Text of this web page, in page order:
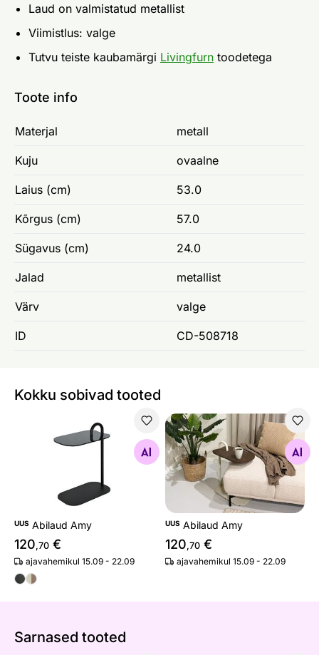
Laud on valmistatud metallist
Viimistlus: valge
Tutvu teiste kaubamärgi Livingfurn toodetega
Toote info
Materjal metall
Kuju ovaalne
Laius (cm) 53.0
Kõrgus (cm) 57.0
Sügavus (cm) 24.0
Jalad metallist
Värv valge
ID CD-508718
Kokku sobivad tooted
Abilaud Amy
UUS Abilaud Amy
120,70 €
ajavahemikul 15.09 - 22.09
Abilaud Amy
Otsi sarnaseid
UUS Abilaud Amy
120,70 €
ajavahemikul 15.09 - 22.09
Sarnased tooted